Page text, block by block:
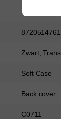
ProGuard
Zwart,
Soft Case
Back cover
C0711